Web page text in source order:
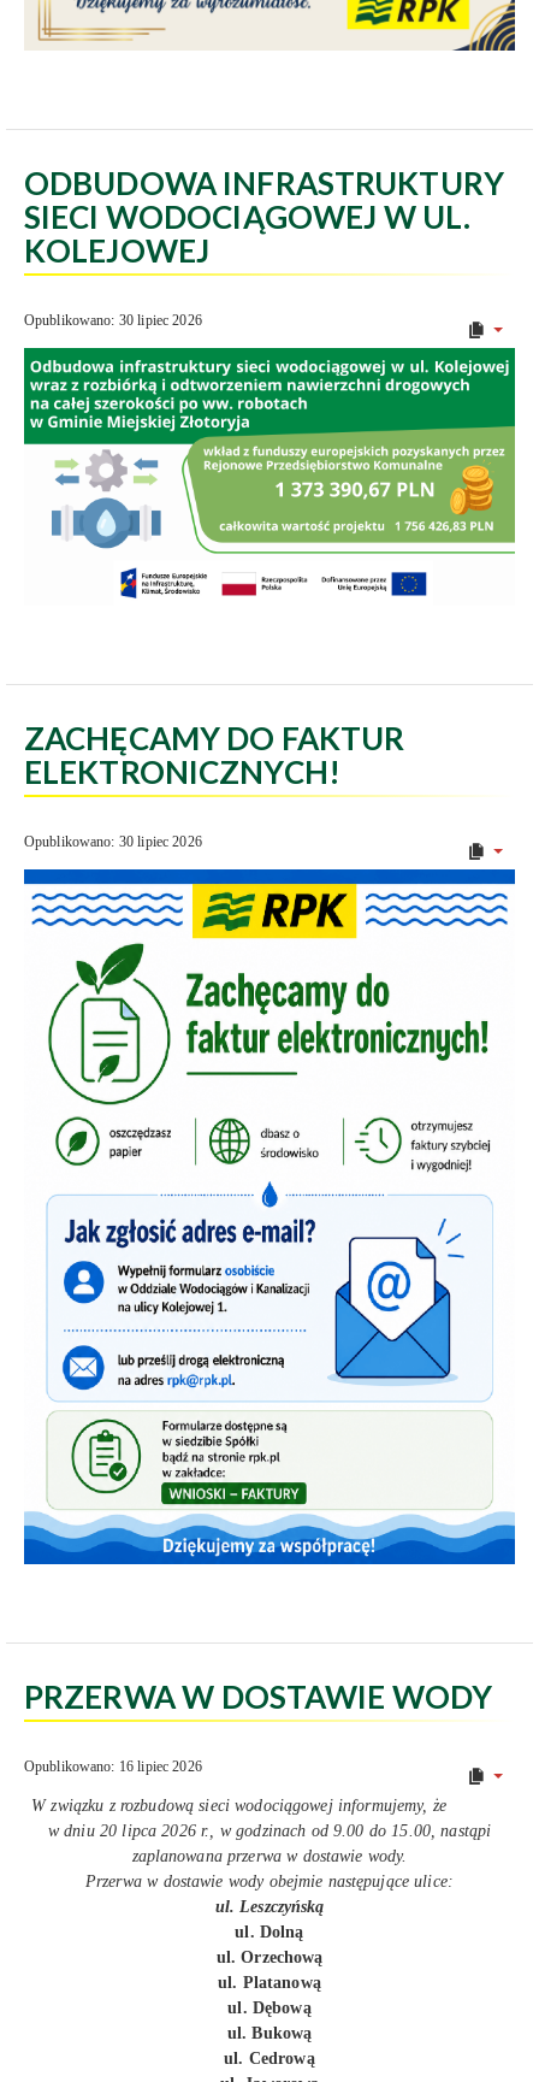
ODBUDOWA INFRASTRUKTURY
SIECI WODOCIĄGOWEJ W UL.
KOLEJOWEJ
Opublikowano: 30 lipiec 2026
ZACHĘCAMY DO FAKTUR
ELEKTRONICZNYCH!
Opublikowano: 30 lipiec 2026
PRZERWA W DOSTAWIE WODY
Opublikowano: 16 lipiec 2026
W związku z rozbudową sieci wodociągowej informujemy, że
w dniu 20 lipca 2026 r., w godzinach od 9.00 do 15.00, nastąpi
zaplanowana przerwa w dostawie wody.
Przerwa w dostawie wody obejmie następujące ulice:
ul. Leszczyńską
ul. Dolną
ul. Orzechową
ul. Platanową
ul. Dębową
ul. Bukową
ul. Cedrową